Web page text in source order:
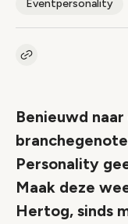
Eventpersonality
Kopieer link naar
Benieuwd
Personality
Maak deze
Hertog, sinds